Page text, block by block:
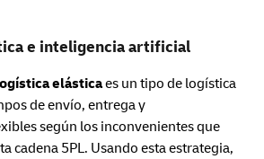
e inteligencia artificial
elásticaes un tipo de logística
de envío, entrega y
según los inconvenientes que
cadena 5PL. Usando esta estrategia,